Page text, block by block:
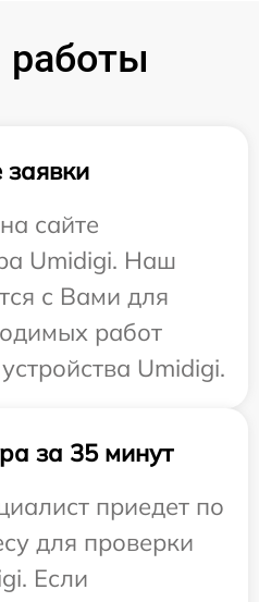
сайте
Umidigi. Наш
с Вами для
работ
Umidigi.
за 35 минут
приедет по
для проверки
Если